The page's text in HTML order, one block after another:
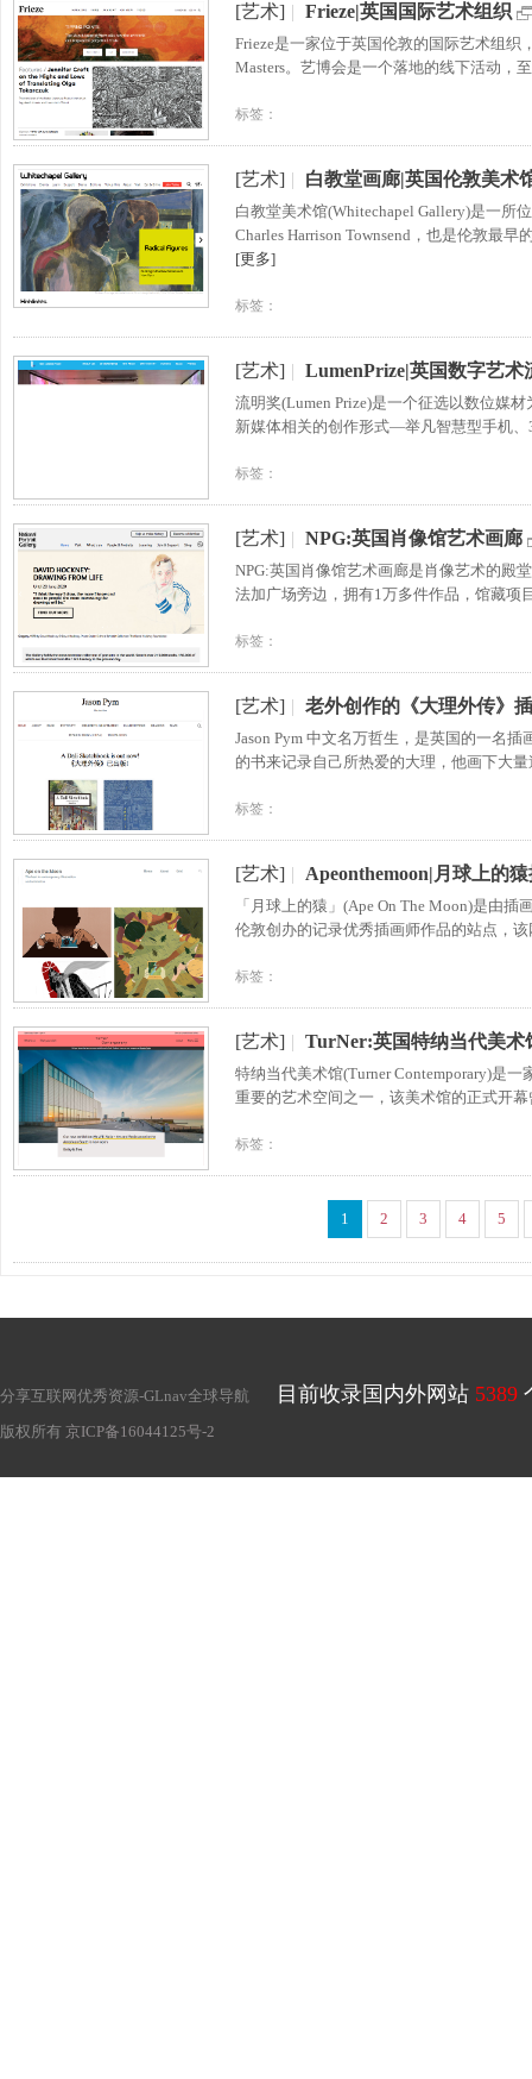
[艺术] | Frieze|英国国际艺术组织
Frieze是一家位于英国伦敦的国际艺术组织
Masters。艺博会是一个落地的线下活动，
标签：
[艺术] | 白教堂画廊|英国伦敦美术
白教堂美术馆(Whitechapel Gallery)是一所
Charles Harrison Townsend，也是伦敦最
[更多]
标签：
[艺术] | LumenPrize|英国数字艺术
流明奖(Lumen Prize)是一个征选以数位媒
新媒体相关的创作形式—举凡智慧型手机
标签：
[艺术] | NPG:英国肖像馆艺术画廊
NPG:英国肖像馆艺术画廊是肖像艺术的殿
法加广场旁边，拥有1万多件作品，馆藏
标签：
[艺术] | 老外创作的《大理外传》
​Jason Pym 中文名万哲生，是英国的一名
的书来记录自己所热爱的大理，他画下大
标签：
[艺术] | Apeonthemoon|月球上的
「月球上的猿」(Ape On The Moon)是由
伦敦创办的记录优秀插画师作品的站点，
标签：
[艺术] | TurNer:英国特纳当代美术
特纳当代美术馆(Turner Contemporary)是
重要的艺术空间之一，该美术馆的正式开
标签：
1 2 3 4 5
分享互联网优秀资源-GLnav全球导航 目前收录国内外网站 5389
版权所有 京ICP备16044125号-2